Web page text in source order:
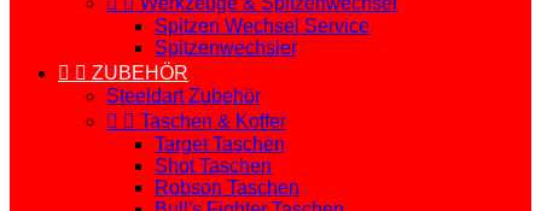
Spitzen Wechsel Service
Spitzenwechsler
  ZUBEHÖR
Steeldart Zubehör
  Taschen & Koffer
Target Taschen
Shot Taschen
Robson Taschen